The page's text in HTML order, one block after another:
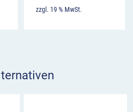
zzgl. 19 % MwSt.